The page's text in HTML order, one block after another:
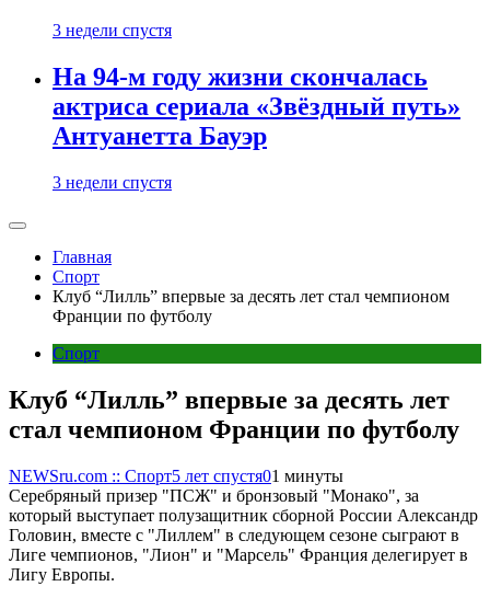
3 недели спустя
На 94-м году жизни скончалась
актриса сериала «Звёздный путь»
Антуанетта Бауэр
3 недели спустя
Главная
Спорт
Клуб “Лилль” впервые за десять лет стал чемпионом
Франции по футболу
Спорт
Клуб “Лилль” впервые за десять лет
стал чемпионом Франции по футболу
NEWSru.com :: Спорт5 лет спустя01 минуты
Серебряный призер "ПСЖ" и бронзовый "Монако", за
который выступает полузащитник сборной России Александр
Головин, вместе с "Лиллем" в следующем сезоне сыграют в
Лиге чемпионов, "Лион" и "Марсель" Франция делегирует в
Лигу Европы.